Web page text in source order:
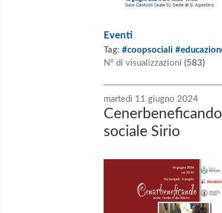
Eventi
Tag: #coopsociali
N° di visualizzazioni (583)
martedì 11 giugno 2024
sociale Sirio